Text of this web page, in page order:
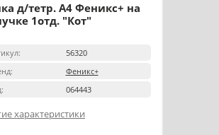
д/тетр. А4 Феникс+ на
1отд. "Кот"
56320
Феникс+
064443
характеристики